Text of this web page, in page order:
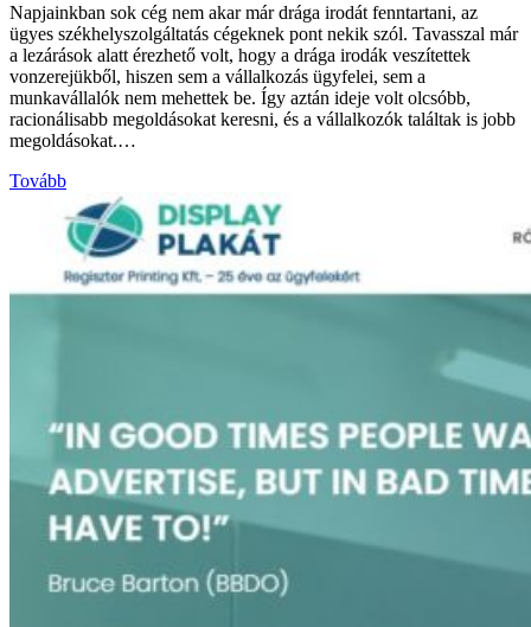
Napjainkban sok cég nem akar már drága irodát fenntartani, az
ügyes székhelyszolgáltatás cégeknek pont nekik szól. Tavasszal már
a lezárások alatt érezhető volt, hogy a drága irodák veszítettek
vonzerejükből, hiszen sem a vállalkozás ügyfelei, sem a
munkavállalók nem mehettek be. Így aztán ideje volt olcsóbb,
racionálisabb megoldásokat keresni, és a vállalkozók találtak is jobb
megoldásokat.…
Tovább